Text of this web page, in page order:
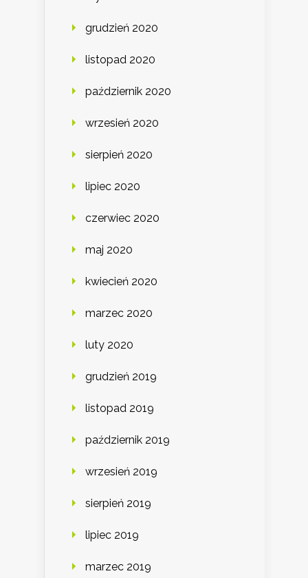
grudzień 2020
listopad 2020
październik 2020
wrzesień 2020
sierpień 2020
lipiec 2020
czerwiec 2020
maj 2020
kwiecień 2020
marzec 2020
luty 2020
grudzień 2019
listopad 2019
październik 2019
wrzesień 2019
sierpień 2019
lipiec 2019
marzec 2019